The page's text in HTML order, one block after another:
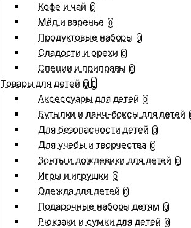
Кофе и чай 0
Мёд и варенье 0
Продуктовые наборы 0
Сладости и орехи 0
Специи и приправы 0
Товары для детей 0
Аксессуары для детей 0
Бутылки и ланч-боксы для детей
Для безопасности детей 0
Для учебы и творчества 0
Зонты и дождевики для детей 0
Игры и игрушки 0
Одежда для детей 0
Подарочные наборы детям 0
Рюкзаки и сумки для детей 0